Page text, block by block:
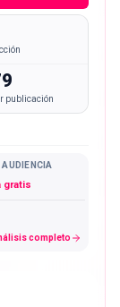
publicación
AUDIENCIA
gratis
completo